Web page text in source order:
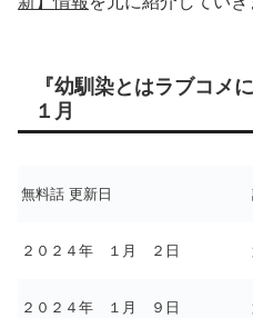
『幼馴染とはラブコメ
１月
無料話 更新日
２０２４年 １月 ２日
２０２４年 １月 ９日